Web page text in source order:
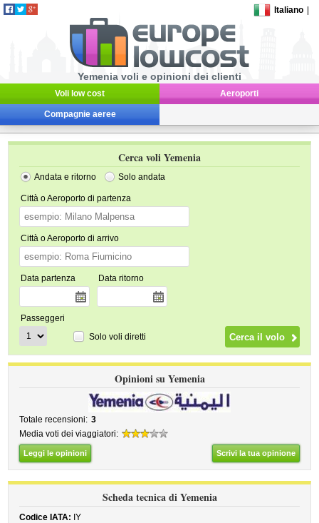
Italiano
Yemenia voli e opinioni dei clienti
Voli low cost Aeroporti
Compagnie aeree
Cerca voli Yemenia
Andata e ritorno Solo andata
Città o Aeroporto di partenza
Città o Aeroporto di arrivo
Data partenza Data ritorno
Passeggeri
Solo voli diretti
Opinioni su Yemenia
Totale recensioni: 3
Media voti dei viaggiatori:
Leggi le opinioni Scrivi la tua opinione
Scheda tecnica di Yemenia
Codice IATA: IY